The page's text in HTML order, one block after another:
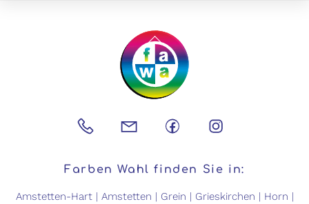
Back
To
Top
Farben Wahl finden Sie in:
Amstetten-Hart| Amstetten | Grein | Grieskirchen | Horn |